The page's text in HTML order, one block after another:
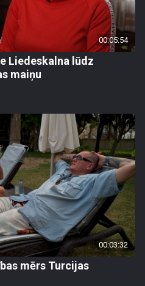
00:05:54
Liedeskalna lūdz
maiņu
00:03:32
mērs Turcijas